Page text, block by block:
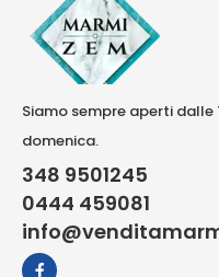
Siamo sempre aperti
domenica.
348 9501245
0444 459081